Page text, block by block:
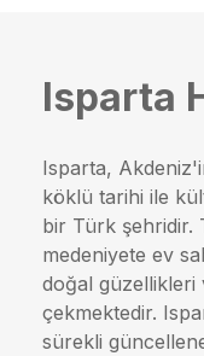
Isparta
Isparta,
köklü tarihi ile
bir Türk şehridir.
medeniyete ev
doğal güzellikleri
çekmektedir.
sürekli